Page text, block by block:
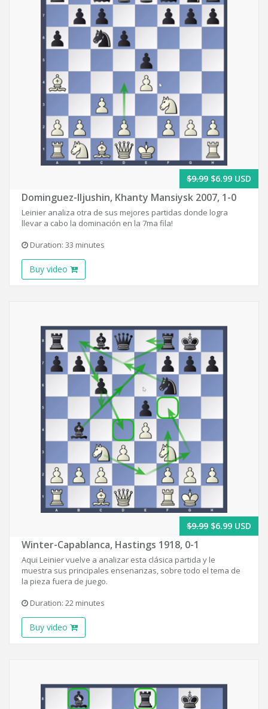
$9.99 $6.99 USD
Dominguez-Iljushin, Khanty Mansiysk 2007, 1-0
Leinier analiza otra de sus mejores partidas donde logra
llevar a cabo la dominación en la 7ma fila!
Duration: 33 minutes
Buy video
$9.99 $6.99 USD
Winter-Capablanca, Hastings 1918, 0-1
Aqui Leinier vuelve a analizar esta clásica partida y le
muestra sus principales ensenanzas, sobre todo el tema de
la pieza fuera de juego.
Duration: 22 minutes
Buy video